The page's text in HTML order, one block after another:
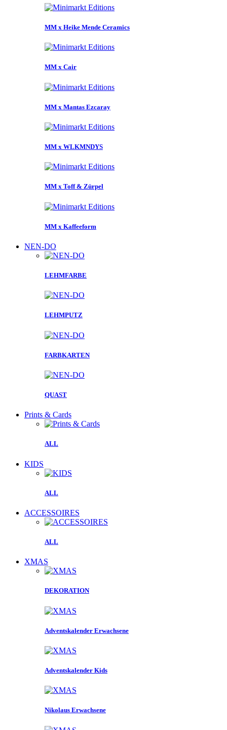
MM x Heike Mende Ceramics
MM x Cair
MM x Mantas Ezcaray
MM x WLKMNDYS
MM x Toff & Zürpel
MM x Kaffeeform
NEN-DO
LEHMFARBE
LEHMPUTZ
FARBKARTEN
QUAST
Prints & Cards
ALL
KIDS
ALL
ACCESSOIRES
ALL
XMAS
DEKORATION
Adventskalender Erwachsene
Adventskalender Kids
Nikolaus Erwachsene